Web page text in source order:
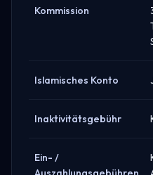
Kommission
Islamisches Konto
Inaktivitätsgebühr
Ein- /